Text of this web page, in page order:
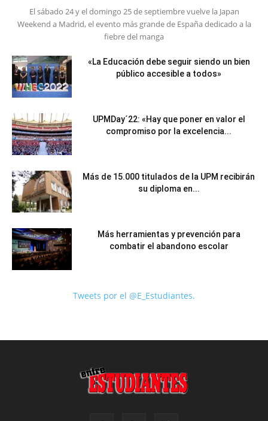
El sábado 24 y el domingo 25 de septiembre vuelve la Japan
Weekend a Madrid, el evento más grande de España dedicado a la
fiebre del manga
«La Educación debe seguir siendo un bien
público accesible a todos»
UPMDay´22: «Hay que poner en valor el
compromiso por la excelencia...
Más de 15.000 titulados de la UPM recibirán
su diploma en...
Más herramientas y prevención para
combatir el abandono escolar
Tweets por el @E_Estudiantes.